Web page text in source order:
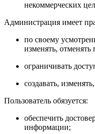
некоммерческих
Администрация имеет
по своему
изменять, отменять
ограничивать
создавать,
Пользователь обязуется:
обеспечить
информации;